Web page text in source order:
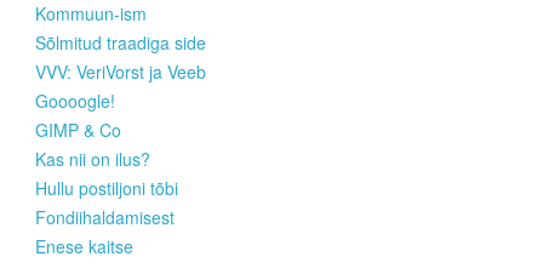
Kommuun-ism
Sõlmitud traadiga side
VVV: VeriVorst ja Veeb
Goooogle!
GIMP & Co
Kas nii on ilus?
Hullu postiljoni tõbi
Fondiihaldamisest
Enese kaitse